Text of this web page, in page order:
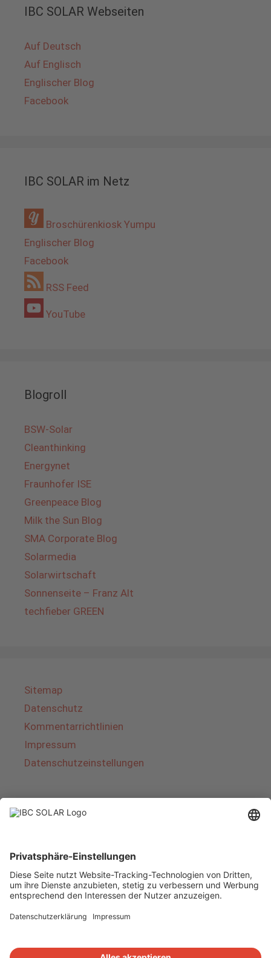
IBC SOLAR Webseiten
Auf Deutsch
Auf Englisch
Englischer Blog
Facebook
IBC SOLAR im Netz
Broschürenkiosk Yumpu
Englischer Blog
Facebook
RSS Feed
YouTube
Blogroll
BSW-Solar
Cleanthinking
Energynet
Fraunhofer ISE
Greenpeace Blog
Milk the Sun Blog
SMA Corporate Blog
Solarmedia
Solarwirtschaft
Sonnenseite – Franz Alt
techfieber GREEN
Sitemap
Datenschutz
Kommentarrichtlinien
Impressum
Datenschutzeinstellungen
Über IBC SOLAR
von Energielösungen und Dienstleistungen im
Bereich Photovoltaik und Speicher. Das
Unternehmen bietet Komplettsysteme an und
deckt das gesamte Spektrum von der Planung
bis zur schlüsselfertigen Übergabe von
Energielösungen für Eigenheime, Gewerbe und